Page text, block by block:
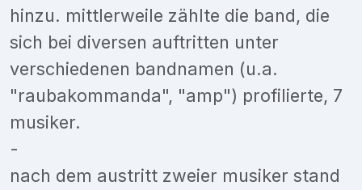
hinzu. mittlerweile zählte die band, die
sich bei diversen auftritten unter
verschiedenen bandnamen (u.a.
"raubakommanda", "amp") profilierte, 7
musiker.
-
nach dem austritt zweier musiker stand